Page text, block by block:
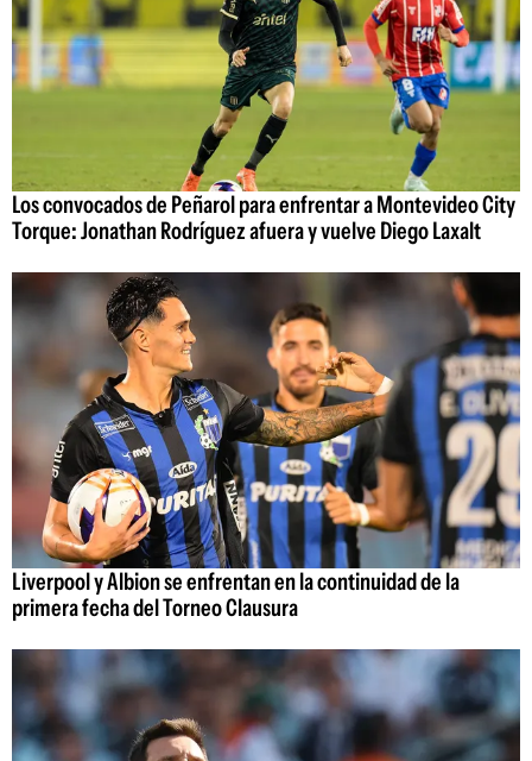
Los convocados de Peñarol para enfrentar a Montevideo City
Torque: Jonathan Rodríguez afuera y vuelve Diego Laxalt
Liverpool y Albion se enfrentan en la continuidad de la
primera fecha del Torneo Clausura